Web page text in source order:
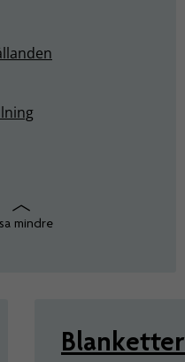
mindre
Blanketter